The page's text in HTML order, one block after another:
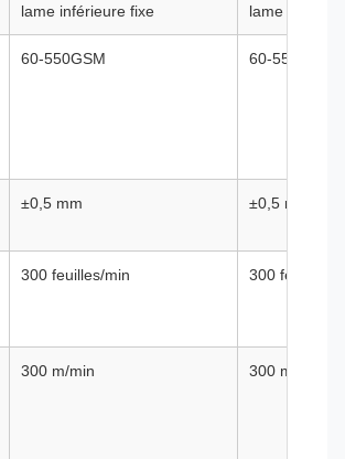
lame inférieure fixe
lame
60-550GSM 60-550GSM
±0,5 mm ±0,5 mm
300 feuilles/min 300 feuilles/
300 m/min 300 m/min